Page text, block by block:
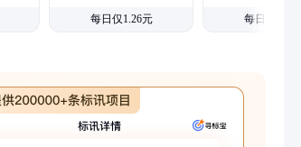
每日仅1.26元 每日仅1.08元